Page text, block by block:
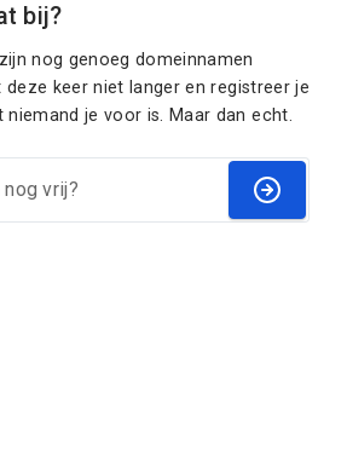
bij?
nog genoeg domeinnamen
deze keer niet langer en registreer je
je voor is. Maar dan echt.